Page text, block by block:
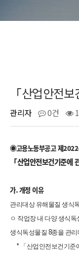
「산업안전
관리자 0건
◉고용노동부공고 제
「산업안전보건기준에
가.개정 이유
관리대상 유해물질 생식
ㅇ 작업장 내 다양 생식
생식독성물질 8종을 관리
* 「산업안전보건기준